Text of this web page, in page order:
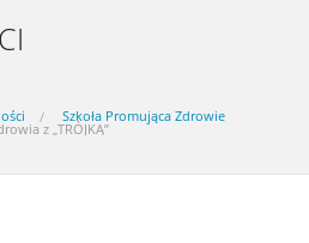
Szkoła Promująca Zdrowie
z „TRÓJKĄ”